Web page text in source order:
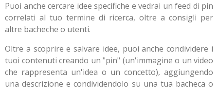
Puoi anche cercare idee specifiche e vedrai un feed di pin
correlati al tuo termine di ricerca, oltre a consigli per
altre bacheche o utenti.
Oltre a scoprire e salvare idee, puoi anche condividere i
tuoi contenuti creando un "pin" (un'immagine o un video
che rappresenta un'idea o un concetto), aggiungendo
una descrizione e condividendolo su una tua bacheca o